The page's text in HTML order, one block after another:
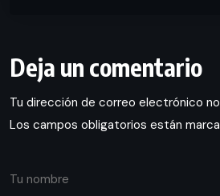
Deja un comentario
Tu dirección de correo electrónico
Los campos obligatorios están